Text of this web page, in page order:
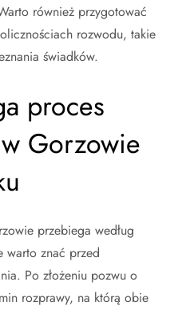
również przygotować
rozwodu, takie
świadków.
proces
Gorzowie
przebiega według
warto znać przed
Po złożeniu pozwu o
rozprawy, na którą obie